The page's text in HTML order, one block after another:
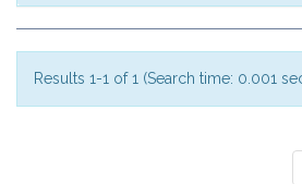
Results 1-1 of 1 (Search time: 0.001